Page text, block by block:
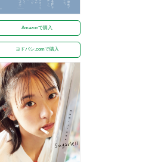
Amazonで購入
ヨドバシ.comで購入